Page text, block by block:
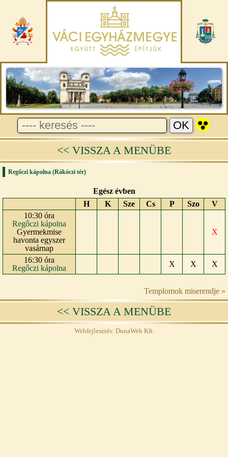
<< VISSZA A MENÜBE
Regőczi kápolna (Rákóczi tér)
Egész évben
H
K Sze Cs P Szo
V
10:30 óra
Regőczi kápolna
Gyermekmise
havonta egyszer
vasárnap
X
16:30 óra
Regőczi kápolna
X X X
Templomok miserendje »
<< VISSZA A MENÜBE
Webfejlesztés: DunaWeb Kft.